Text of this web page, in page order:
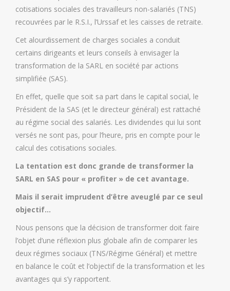
cotisations sociales des travailleurs non-salariés (TNS)
recouvrées par le R.S.I., l’Urssaf et les caisses de retraite.
Cet alourdissement de charges sociales a conduit
certains dirigeants et leurs conseils à envisager la
transformation de la SARL en société par actions
simplifiée (SAS).
En effet, quelle que soit sa part dans le capital social, le
Président de la SAS (et le directeur général) est rattaché
au régime social des salariés. Les dividendes qui lui sont
versés ne sont pas, pour l’heure, pris en compte pour le
calcul des cotisations sociales.
La tentation est donc grande de transformer la
SARL en SAS pour « profiter » de cet avantage.
Mais il serait imprudent d’être aveuglé par ce seul
objectif…
Nous pensons que la décision de transformer doit faire
l’objet d’une réflexion plus globale afin de comparer les
deux régimes sociaux (TNS/Régime Général) et mettre
en balance le coût et l’objectif de la transformation et les
avantages qui s’y rapportent.